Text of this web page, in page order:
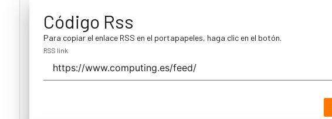
Código Rss
Para copiar el enlace RSS en el portapapeles, haga clic en el botón.
RSS link